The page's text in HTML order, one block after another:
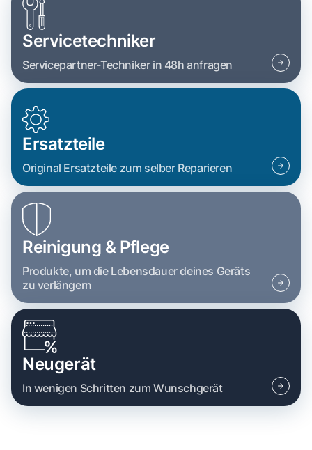
Servicetechniker
Servicepartner-Techniker in 48h anfragen
Ersatzteile
Original Ersatzteile zum selber Reparieren
Reinigung & Pflege
Produkte, um die Lebensdauer deines Geräts
zu verlängern
Neugerät
In wenigen Schritten zum Wunschgerät